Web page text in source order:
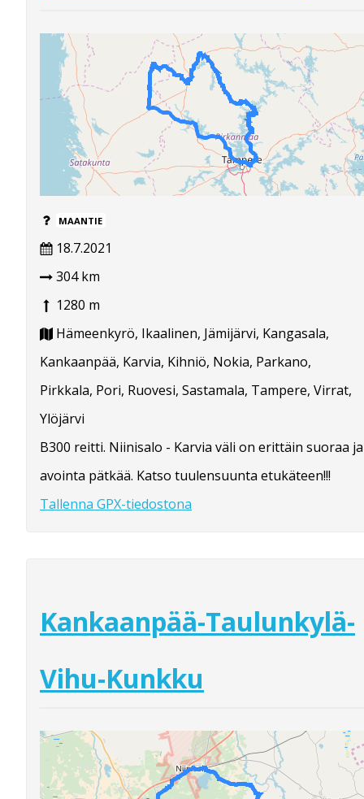
MAANTIE
18.7.2021
304 km
1280 m
Hämeenkyrö, Ikaalinen, Jämijärvi, Kangasala,
Kankaanpää, Karvia, Kihniö, Nokia, Parkano,
Pirkkala, Pori, Ruovesi, Sastamala, Tampere, Virrat,
Ylöjärvi
B300 reitti. Niinisalo - Karvia väli on erittäin suoraa ja
avointa pätkää. Katso tuulensuunta etukäteen!!!
Tallenna GPX-tiedostona
Kankaanpää-Taulunkylä-
Vihu-Kunkku